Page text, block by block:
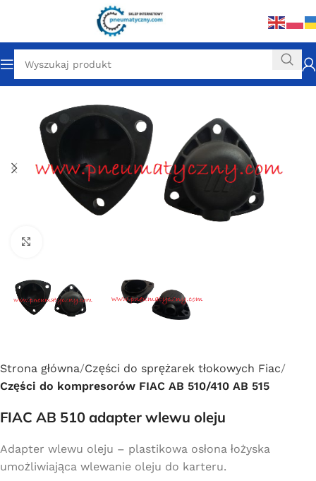
Strona główna Części do sprężarek tłokowych Fiac
Części do kompresorów FIAC AB 510/410 AB 515
FIAC AB 510 adapter wlewu oleju
Adapter wlewu oleju – plastikowa osłona łożyska
umożliwiająca wlewanie oleju do karteru.